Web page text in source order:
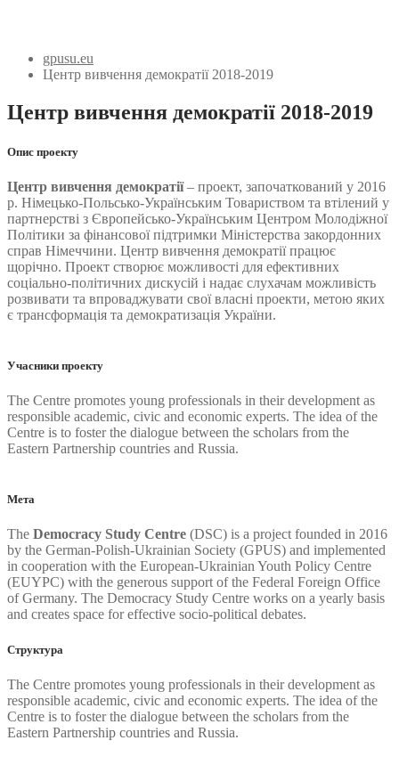
gpusu.eu
Центр вивчення демократії 2018-2019
Центр вивчення демократії 2018-2019
Опис проекту
Центр вивчення демократії– проект, започаткований у 2016
р. Німецько-Польсько-Українським Товариством та втілений у
партнерстві з Європейсько-Українським Центром Молодіжної
Політики за фінансової підтримки Міністерства закордонних
справ Німеччини. Центр вивчення демократії працює
щорічно. Проект створює можливості для ефективних
соціально-політичних дискусій і надає слухачам можливість
розвивати та впроваджувати свої власні проекти, метою яких
є трансформація та демократизація України.
Учасники проекту
The Centre promotes young professionals in their development as
responsible academic, civic and economic experts. The idea of the
Centre is to foster the dialogue between the scholars from the
Eastern Partnership countries and Russia.
Мета
The Democracy Study Centre (DSC) is a project founded in 2016
by the German-Polish-Ukrainian Society (GPUS) and implemented
in cooperation with the European-Ukrainian Youth Policy Centre
(EUYPC) with the generous support of the Federal Foreign Office
of Germany. The Democracy Study Centre works on a yearly basis
and creates space for effective socio-political debates.
Структура
The Centre promotes young professionals in their development as
responsible academic, civic and economic experts. The idea of the
Centre is to foster the dialogue between the scholars from the
Eastern Partnership countries and Russia.